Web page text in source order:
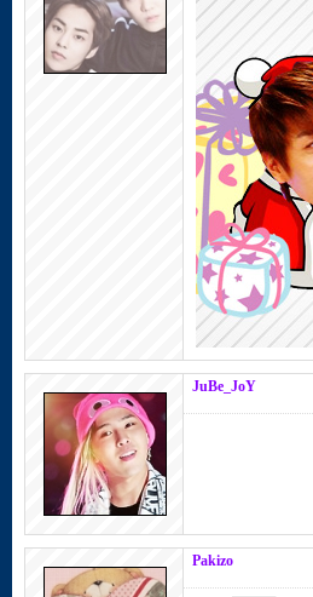
JuBe_JoY
Pakizo